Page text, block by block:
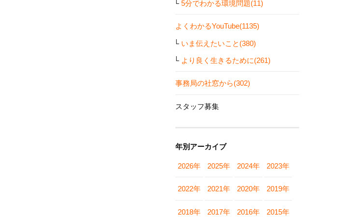
5分でわかる環境問題(11)
よくわかるYouTube(1135)
いま伝えたいこと(380)
より良く生きるために(261)
事務局の社窓から(302)
スタッフ募集
年別アーカイブ
2026年 2025年 2024年 2023年
2022年 2021年 2020年 2019年
2018年 2017年 2016年 2015年